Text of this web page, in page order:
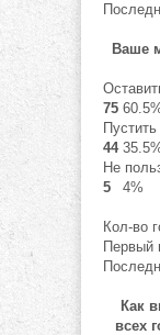
Ваше
75
44
Не
5
4%
Кол-во
Первый
Как
всех